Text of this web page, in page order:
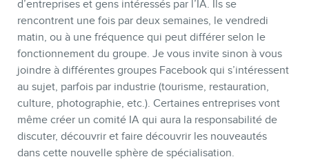
d’entreprises et gens intéressés par l’IA. Ils se
rencontrent une fois par deux semaines, le vendredi
matin, ou à une fréquence qui peut différer selon le
fonctionnement du groupe. Je vous invite sinon à vous
joindre à différentes groupes Facebook qui s’intéressent
au sujet, parfois par industrie (tourisme, restauration,
culture, photographie, etc.). Certaines entreprises vont
même créer un comité IA qui aura la responsabilité de
discuter, découvrir et faire découvrir les nouveautés
dans cette nouvelle sphère de spécialisation.